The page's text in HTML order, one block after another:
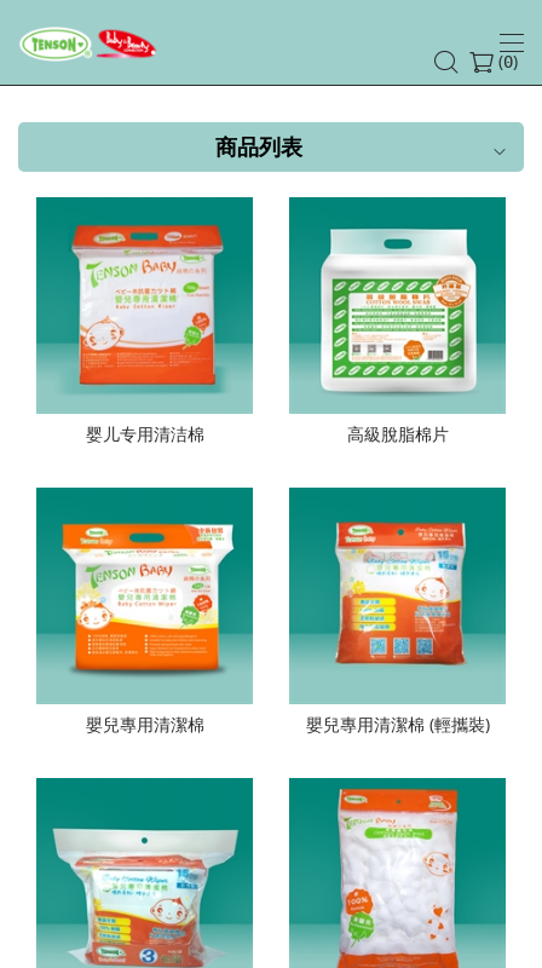
(0)
商品列表
婴儿专用清洁棉 高級脫脂棉片
嬰兒專用清潔棉 嬰兒專用清潔棉 (輕攜裝)